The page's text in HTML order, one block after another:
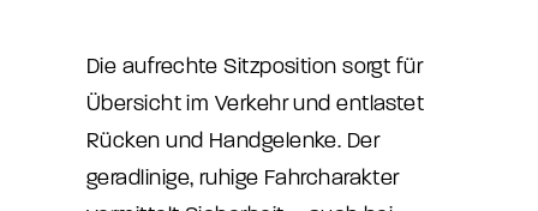
Die aufrechte Sitzposition sorgt für
Übersicht im Verkehr und entlastet
Rücken und Handgelenke. Der
geradlinige, ruhige Fahrcharakter